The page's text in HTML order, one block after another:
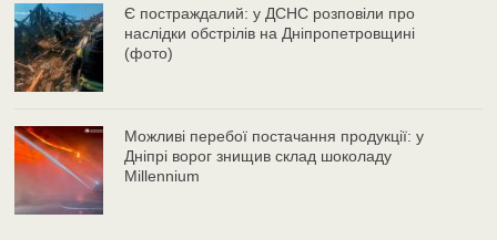
Є постраждалий: у ДСНС розповіли про
наслідки обстрілів на Дніпропетровщині
(фото)
Можливі перебої постачання продукції: у
Дніпрі ворог знищив склад шоколаду
Millennium